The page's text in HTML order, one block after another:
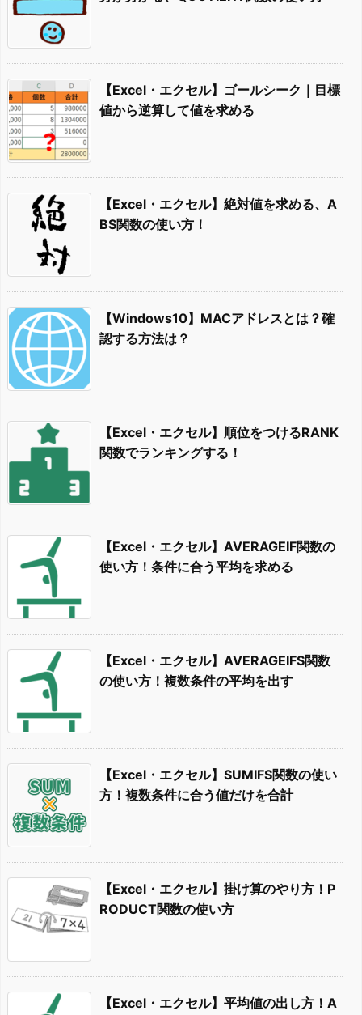
【Excel・エクセル】ゴールシーク｜目標
値から逆算して値を求める
【Excel・エクセル】絶対値を求める、A
BS関数の使い方！
【Windows10】MACアドレスとは？確
認する方法は？
【Excel・エクセル】順位をつけるRANK
関数でランキングする！
【Excel・エクセル】AVERAGEIF関数の
使い方！条件に合う平均を求める
【Excel・エクセル】AVERAGEIFS関数
の使い方！複数条件の平均を出す
【Excel・エクセル】SUMIFS関数の使い
方！複数条件に合う値だけを合計
【Excel・エクセル】掛け算のやり方！P
RODUCT関数の使い方
【Excel・エクセル】平均値の出し方！A